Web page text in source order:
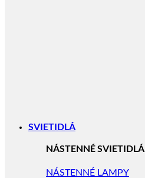
SVIETIDLÁ
NÁSTENNÉ SVIETIDLÁ
NÁSTENNÉ LAMPY